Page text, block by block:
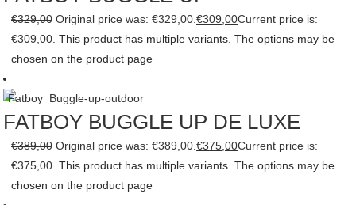
€329,00 Original price was: €329,00.€309,00Current price is:
€309,00. This product has multiple variants. The options may be
chosen on the product page
FATBOY BUGGLE UP DE LUXE
€389,00 Original price was: €389,00.€375,00Current price is:
€375,00. This product has multiple variants. The options may be
chosen on the product page